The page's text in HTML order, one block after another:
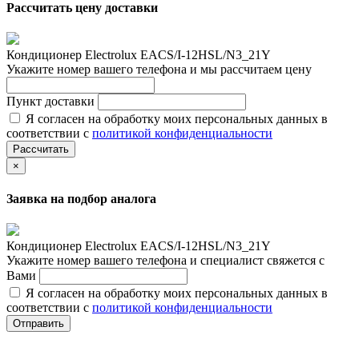
Рассчитать цену доставки
Кондиционер Electrolux EACS/I-12HSL/N3_21Y
Укажите номер вашего телефона и мы рассчитаем цену
Пункт доставки
Я согласен на обработку моих персональных данных в
соответствии с политикой конфиденциальности
Рассчитать
×
Заявка на подбор аналога
Кондиционер Electrolux EACS/I-12HSL/N3_21Y
Укажите номер вашего телефона и специалист свяжется с
Вами
Я согласен на обработку моих персональных данных в
соответствии с политикой конфиденциальности
Отправить